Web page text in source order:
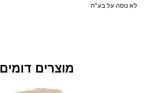
לא נוסה על בע"ח
מוצרים דומים